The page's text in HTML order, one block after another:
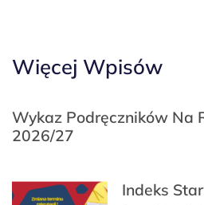
Więcej Wpisów
Wykaz Podręczników Na
2026/27
Indeks